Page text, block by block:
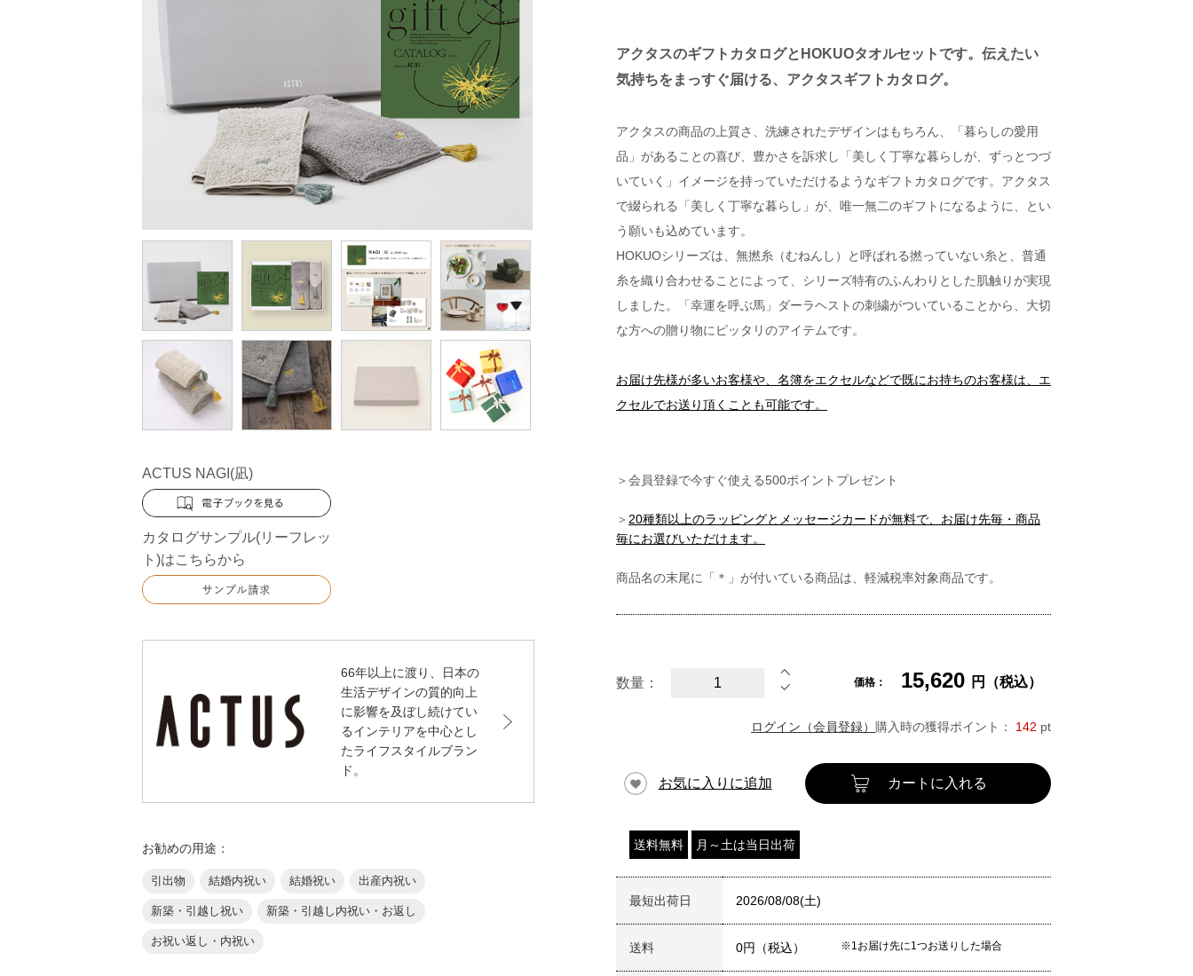
ACTUS NAGI(凪)
カタログサンプル(リーフレッ
ト)はこちらから
66年以上に渡り、日本の
生活デザインの質的向上
に影響を及ぼし続けてい
るインテリアを中心とし
たライフスタイルブラン
ド。
お勧めの用途：
引出物 結婚内祝い 結婚祝い 出産内祝い
新築・引越し祝い 新築・引越し内祝い・お返し
お祝い返し・内祝い
アクタスのギフトカタログとHOKUOタオルセットです。伝えたい
気持ちをまっすぐ届ける、アクタスギフトカタログ。
アクタスの商品の上質さ、洗練されたデザインはもちろん、「暮らしの愛用
品」があることの喜び、豊かさを訴求し「美しく丁寧な暮らしが、ずっとつづ
いていく」イメージを持っていただけるようなギフトカタログです。アクタス
で綴られる「美しく丁寧な暮らし」が、唯一無二のギフトになるように、とい
う願いも込めています。
HOKUOシリーズは、無撚糸（むねんし）と呼ばれる撚っていない糸と、普通
糸を織り合わせることによって、シリーズ特有のふんわりとした肌触りが実現
しました。「幸運を呼ぶ馬」ダーラヘストの刺繍がついていることから、大切
な方への贈り物にピッタリのアイテムです。
お届け先様が多いお客様や、名簿をエクセルなどで既にお持ちのお客様は、エ
クセルでお送り頂くことも可能です。
＞会員登録で今すぐ使える500ポイントプレゼント
＞ 20種類以上のラッピングとメッセージカードが無料で、お届け先毎・商品
毎にお選びいただけます。
商品名の末尾に「＊」が付いている商品は、軽減税率対象商品です。
数量： 価格： 15,620 円（税込）
ログイン（会員登録） 購入時の獲得ポイント： 142 pt
お気に入りに追加 カートに入れる
送料無料 月～土は当日出荷
最短出荷日 2026/08/08(土)
送料 0円（税込） ※1お届け先に1つお送りした場合